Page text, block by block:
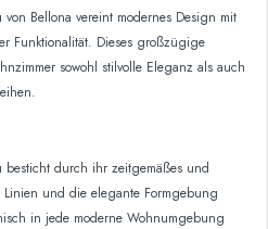
Bellona vereint modernes Design mit
Funktionalität. Dieses großzügige
sowohl stilvolle Eleganz als auch
besticht durch ihr zeitgemäßes und
und die elegante Formgebung
in jede moderne Wohnumgebung